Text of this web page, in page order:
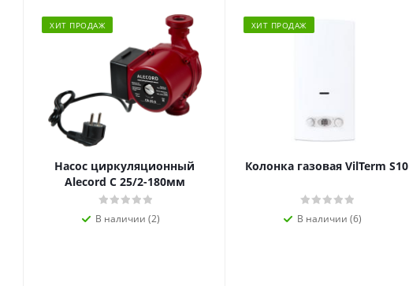
ХИТ ПРОДАЖ
Насос циркуляционный
Alecord C 25/2-180мм
В наличии (2)
ХИТ ПРОДАЖ
Колонка газовая VilTerm S10
В наличии (6)